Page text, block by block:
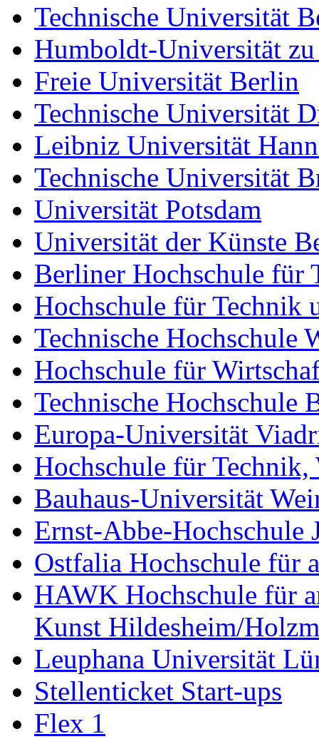
Technische Universität
Humboldt-Universität
Freie Universität Berlin
Technische Universität
Leibniz Universität
Technische Universität
Universität Potsdam
Universität der Künste
Berliner Hochschule für
Hochschule für Technik
Technische Hochschule
Hochschule für
Technische Hochschule
Europa-Universität
Hochschule für
Bauhaus-Universität
Ernst-Abbe-Hochschule
Ostfalia Hochschule für
HAWK Hochschule für
Kunst Hildesheim/
Leuphana Universität
Stellenticket Start-ups
Flex 1